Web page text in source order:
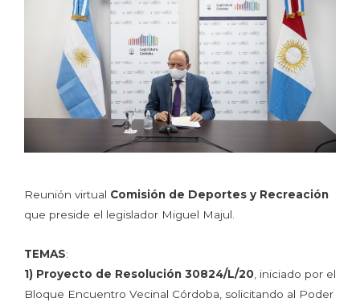
Reunión virtual Comisión de Deportes y Recreación
que preside el legislador Miguel Majul.
TEMAS:
1) Proyecto de Resolución 30824/L/20 , iniciado por el
Bloque Encuentro Vecinal Córdoba, solicitando al Poder